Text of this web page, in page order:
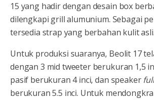
15 yang hadir dengan desain box
dilengkapi grill alumunium. Sebagai
tersedia strap yang berbahan kulit asli.
Untuk produksi suaranya, Beolit 17
dengan 3 mid tweeter berukuran 1,5
pasif berukuran 4 inci, dan speaker
berukuran 5.5 inci. Untuk